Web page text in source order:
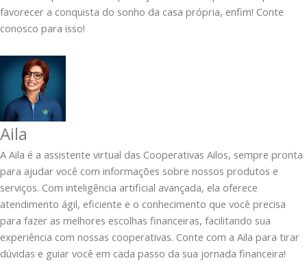
favorecer a conquista do sonho da casa própria, enfim! Conte
conosco para isso!
Aila
A Aila é a assistente virtual das Cooperativas Ailos, sempre pronta
para ajudar você com informações sobre nossos produtos e
serviços. Com inteligência artificial avançada, ela oferece
atendimento ágil, eficiente e o conhecimento que você precisa
para fazer as melhores escolhas financeiras, facilitando sua
experiência com nossas cooperativas. Conte com a Aila para tirar
dúvidas e guiar você em cada passo da sua jornada financeira!